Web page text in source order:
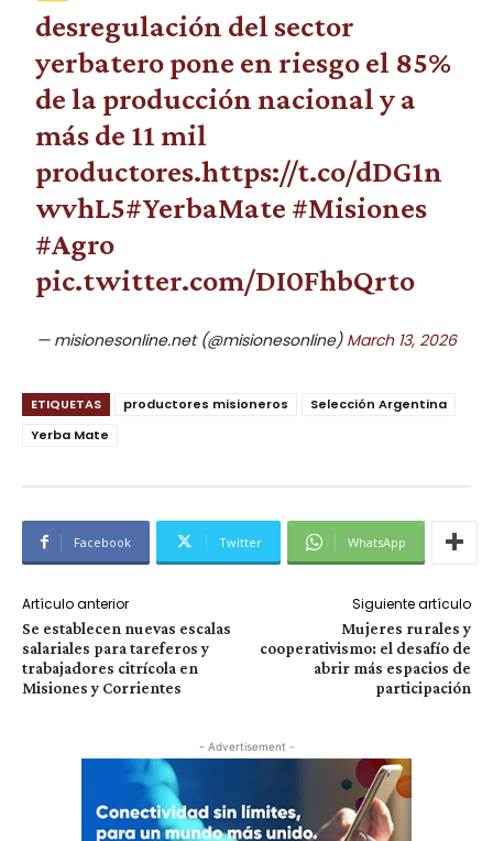
desregulación del sector
yerbatero pone en riesgo el 85%
de la producción nacional y a
más de 11 mil
productores.https://t.co/dDG1n
wvhL5#YerbaMate #Misiones
#Agro
pic.twitter.com/DI0FhbQrto
— misionesonline.net (@misionesonline) March 13, 2026
ETIQUETAS productores misioneros
Selección Argentina
Yerba Mate
Facebook Twitter WhatsApp
Artículo anterior
Se establecen nuevas escalas
salariales para tareferos y
trabajadores citrícola en
Misiones y Corrientes
Siguiente artículo
Mujeres rurales y
cooperativismo: el desafío de
abrir más espacios de
participación
- Advertisement -